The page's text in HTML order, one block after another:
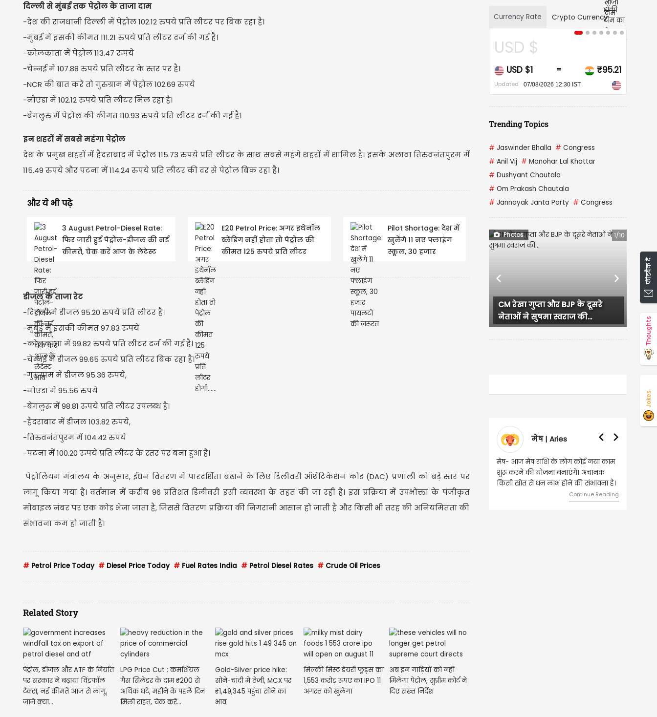
दिल्ली से मुंबई तक पेट्रोल के ताजा दाम
-देश की राजधानी दिल्ली में पेट्रोल 102.12 रुपये प्रति लीटर पर बिक रहा है।
-मुंबई में इसकी कीमत 111.21 रुपये प्रति लीटर दर्ज की गई है।
-कोलकाता में पेट्रोल 113.47 रुपये
-चेन्नई में 107.88 रुपये प्रति लीटर के स्तर पर है।
-NCR की बात करें तो गुरुग्राम में पेट्रोल 102.69 रुपये
-नोएडा में 102.12 रुपये प्रति लीटर मिल रहा है।
-बेंगलुरु में पेट्रोल की कीमत 110.93 रुपये प्रति लीटर दर्ज की गई है।
इन शहरों में सबसे महंगा पेट्रोल
देश के प्रमुख शहरों में हैदराबाद में पेट्रोल 115.73 रुपये प्रति लीटर के साथ सबसे महंगे शहरों में शामिल है। इसके अलावा तिरुवनंतपुरम में
115.49 रुपये और पटना में 114.24 रुपये प्रति लीटर की दर से पेट्रोल बिक रहा है।
और ये भी पढ़े
3 August Petrol-Diesel Rate:
फिर जारी हुई पेट्रोल-डीजल की नई
कीमतें, चेक करें आज के लेटेस्ट
E20 Petrol Price: अगर इथेनॉल
ब्लेंडिंग नहीं होता तो पेट्रोल की
कीमत 125 रुपये प्रति लीटर
Pilot Shortage: देश में
खुलेंगे 11 नए फ्लाइंग
स्कूल, 30 हजार
डीजल के ताजा रेट
-दिल्ली में डीजल 95.20 रुपये प्रति लीटर है।
-मुंबई में इसकी कीमत 97.83 रुपये
-कोलकाता में 99.82 रुपये प्रति लीटर दर्ज की गई है।
-चेन्नई में डीजल 99.65 रुपये प्रति लीटर बिक रहा है।
-गुरुग्राम में डीजल 95.36 रुपये,
-नोएडा में 95.56 रुपये
-बेंगलुरु में 98.81 रुपये प्रति लीटर उपलब्ध है।
-हैदराबाद में डीजल 103.82 रुपये,
-तिरुवनंतपुरम में 104.42 रुपये
-पटना में 100.20 रुपये प्रति लीटर के स्तर पर बना हुआ है।
पेट्रोलियम मंत्रालय के अनुसार, ईंधन वितरण में पारदर्शिता बढ़ाने के लिए डिलीवरी ऑथेंटिकेशन कोड (DAC) प्रणाली को बड़े स्तर पर
लागू किया गया है। वर्तमान में करीब 96 प्रतिशत डिलीवरी इसी व्यवस्था के तहत की जा रही है। इस प्रक्रिया में उपभोक्ता के पंजीकृत
मोबाइल नंबर पर एक कोड भेजा जाता है, जिससे वितरण प्रक्रिया की निगरानी आसान हो जाती है और किसी भी तरह की अनियमितता की
संभावना कम हो जाती है।
# Petrol Price Today # Diesel Price Today # Fuel Rates India # Petrol Diesel Rates # Crude Oil Prices
Related Story
पेट्रोल, डीजल और ATF के निर्यात
पर सरकार ने बढ़ाया विंडफॉल
टैक्स, नई कीमतें आज से लागू,
जानें क्या...
LPG Price Cut : कमर्शियल
गैस सिलेंडर के दाम ₹200 से
अधिक घटे, महीने के पहले दिन
मिली राहत, चेक करें...
Gold-Silver price hike:
सोने-चांदी में तेजी, MCX पर
₹1,49,345 पहुंचा सोने का
भाव
मिल्की मिस्ट डेयरी फूड्स का
1,553 करोड़ रुपए का IPO 11
अगस्त को खुलेगा
अब इन गाड़ियों को नहीं
मिलेगा पेट्रोल, सुप्रीम कोर्ट ने
दिए सख्त निर्देश
Currency Rate Crypto Currency
₹95.21
07/08/2026 12:30 IST
CAD $1
Updated 07/08/2026 12:30 IST
Trending Topics
# Jaswinder Bhalla # Congress
# Anil Vij # Manohar Lal Khattar
# Dushyant Chautala
# Om Prakash Chautala
# Jannayak Janta Party # Congress
Photos 1/10
CM रेखा गुप्ता और BJP के दूसरे
नेताओं ने सुषमा स्वराज की...
लुधियाना में कांग्रेस
हंगामा, प्रदेश...
Previous Next
मेष | Aries
मेष- आज मेष राशि के लोग कोई नया काम
शुरू करने की योजना बनाएंगे। अचानक
किसी स्रोत से धन लाभ होने की संभावना है।
वृषभ | Taurus
वृष - आज ऐसे व्यक्ति से मुलाकात
जिससे भविष्य में बड़े फायदे हो
दांपत्य जीवन में मधुरता बनी
फीडबैक दें
Thoughts
Jokes